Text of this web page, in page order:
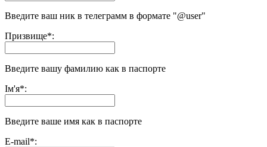
Введите ваш ник в телеграмм в формате "@user"
Призвище*:
Введите вашу фамилию как в паспорте
Ім'я*:
Введите ваше имя как в паспорте
E-mail*: